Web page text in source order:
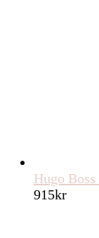
Hugo
915kr